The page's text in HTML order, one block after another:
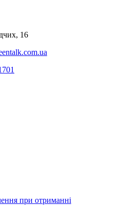
16
при отриманні